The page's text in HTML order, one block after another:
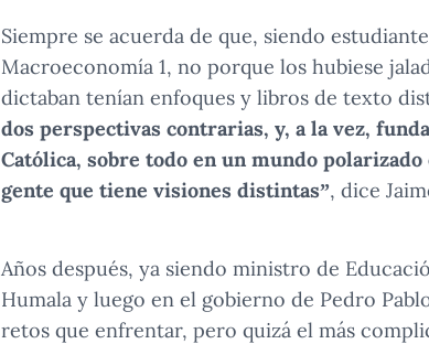
Siempre se acuerda de que, siendo
Macroeconomía 1, no porque los hubiese
dictaban tenían enfoques y libros de texto
dos perspectivas contrarias, y, a la vez,
Católica, sobre todo en un mundo
gente que tiene visiones distintas”, dice
Años después, ya siendo ministro de
Humala y luego en el gobierno de Pedro
retos que enfrentar, pero quizá el más